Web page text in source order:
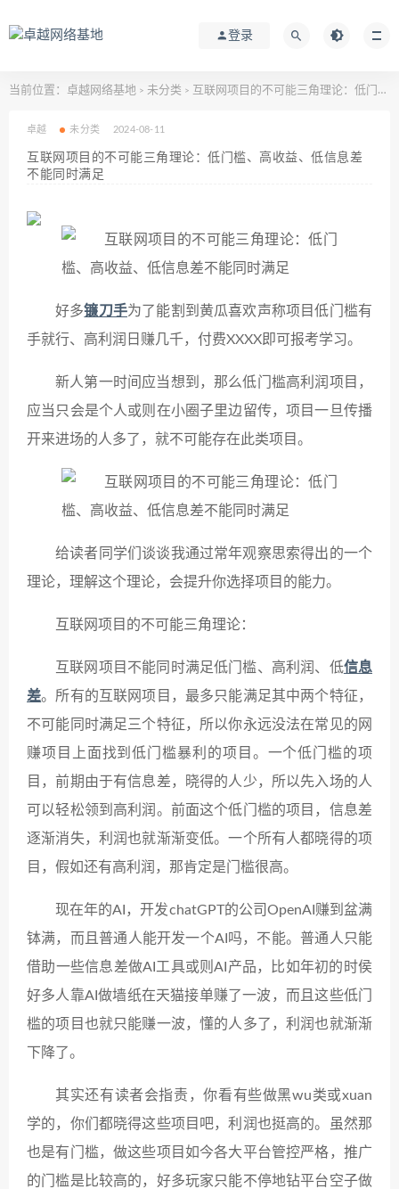
登录
当前位置： 卓越网络基地 > 未分类 > 互联网项目的不可能三角理论：低门槛、高收益、低信息差不能同时满足
卓越 未分类 2024-08-11
互联网项目的不可能三角理论：低门槛、高收益、低信息差
不能同时满足
好多镰刀手为了能割到黄瓜喜欢声称项目低门槛有
手就行、高利润日赚几千，付费XXXX即可报考学习。
新人第一时间应当想到，那么低门槛高利润项目，
应当只会是个人或则在小圈子里边留传，项目一旦传播
开来进场的人多了，就不可能存在此类项目。
给读者同学们谈谈我通过常年观察思索得出的一个
理论，理解这个理论，会提升你选择项目的能力。
互联网项目的不可能三角理论：
互联网项目不能同时满足低门槛、高利润、低信息
差。所有的互联网项目，最多只能满足其中两个特征，
不可能同时满足三个特征，所以你永远没法在常见的网
赚项目上面找到低门槛暴利的项目。一个低门槛的项
目，前期由于有信息差，晓得的人少，所以先入场的人
可以轻松领到高利润。前面这个低门槛的项目，信息差
逐渐消失，利润也就渐渐变低。一个所有人都晓得的项
目，假如还有高利润，那肯定是门槛很高。
现在年的AI，开发chatGPT的公司OpenAI赚到盆满
钵满，而且普通人能开发一个AI吗，不能。普通人只能
借助一些信息差做AI工具或则AI产品，比如年初的时侯
好多人靠AI做墙纸在天猫接单赚了一波，而且这些低门
槛的项目也就只能赚一波，懂的人多了，利润也就渐渐
下降了。
其实还有读者会指责，你看有些做黑wu类或xuan
学的，你们都晓得这些项目吧，利润也挺高的。虽然那
也是有门槛，做这些项目如今各大平台管控严格，推广
的门槛是比较高的，好多玩家只能不停地钻平台空子做